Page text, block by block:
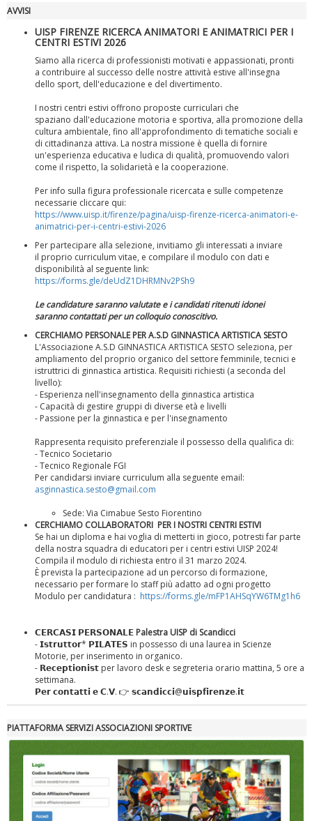
Tiziano Pesce a Radio InBlu2000 traccia il bilancio della stagione
Ddl Lobby, Uisp: “Il Parlamento valorizzi le nostre specificità"
La formazione Uisp rallenta ma prosegue anche in estate
Tiziano Pesce nel Cda di Fondazione Terzjus: prima riunione a
AVVISI
UISP FIRENZE RICERCA ANIMATORI E ANIMATRICI PER I
CENTRI ESTIVI 2026
Siamo alla ricerca di professionisti motivati e appassionati, pronti
a contribuire al successo delle nostre attività estive all'insegna
dello sport, dell'educazione e del divertimento.
I nostri centri estivi offrono proposte curriculari che
spaziano dall'educazione motoria e sportiva, alla promozione della
cultura ambientale, fino all'approfondimento di tematiche sociali e
di cittadinanza attiva. La nostra missione è quella di fornire
un'esperienza educativa e ludica di qualità, promuovendo valori
come il rispetto, la solidarietà e la cooperazione.
Per info sulla figura professionale ricercata e sulle competenze
necessarie cliccare qui:
https://www.uisp.it/firenze/pagina/uisp-firenze-ricerca-animatori-e-
animatrici-per-i-centri-estivi-2026
Per partecipare alla selezione, invitiamo gli interessati a inviare
il proprio curriculum vitae, e compilare il modulo con dati e
disponibilità al seguente link:
https://forms.gle/deUdZ1DHRMNv2PSh9
Le candidature saranno valutate e i candidati ritenuti idonei
saranno contattati per un colloquio conoscitivo.
CERCHIAMO PERSONALE PER A.S.D GINNASTICA ARTISTICA SESTO
L'Associazione A.S.D GINNASTICA ARTISTICA SESTO seleziona, per
ampliamento del proprio organico del settore femminile, tecnici e
istruttrici di ginnastica artistica. Requisiti richiesti (a seconda del
livello):
- Esperienza nell'insegnamento della ginnastica artistica
- Capacità di gestire gruppi di diverse età e livelli
- Passione per la ginnastica e per l'insegnamento
Rappresenta requisito preferenziale il possesso della qualifica di:
- Tecnico Societario
- Tecnico Regionale FGI
Per candidarsi inviare curriculum alla seguente email:
asginnastica.sesto@gmail.com
Sede: Via Cimabue Sesto Fiorentino
CERCHIAMO COLLABORATORI PER I NOSTRI CENTRI ESTIVI
Se hai un diploma e hai voglia di metterti in gioco, potresti far parte
della nostra squadra di educatori per i centri estivi UISP 2024!
Compila il modulo di richiesta entro il 31 marzo 2024.
È prevista la partecipazione ad un percorso di formazione,
necessario per formare lo staff più adatto ad ogni progetto
Modulo per candidatura : https://forms.gle/mFP1AHSqYW6TMg1h6
𝗖𝗘𝗥𝗖𝗔𝗦𝗜 𝗣𝗘𝗥𝗦𝗢𝗡𝗔𝗟𝗘 Palestra UISP di Scandicci
- 𝗜𝘀𝘁𝗿𝘂𝘁𝘁𝗼𝗿* 𝗣𝗜𝗟𝗔𝗧𝗘𝗦 in possesso di una laurea in Scienze
Motorie, per inserimento in organico.
- 𝗥𝗲𝗰𝗲𝗽𝘁𝗶𝗼𝗻𝗶𝘀𝘁 per lavoro desk e segreteria orario mattina, 5 ore a
settimana.
𝗣𝗲𝗿 𝗰𝗼𝗻𝘁𝗮𝘁𝘁𝗶 𝗲 𝗖.𝗩. 👉 𝘀𝗰𝗮𝗻𝗱𝗶𝗰𝗰𝗶@𝘂𝗶𝘀𝗽𝗳𝗶𝗿𝗲𝗻𝘇𝗲.𝗶𝘁
PIATTAFORMA SERVIZI ASSOCIAZIONI SPORTIVE